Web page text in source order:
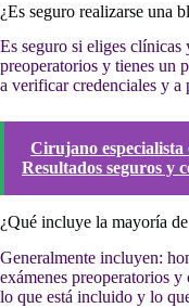
¿Es seguro realizarse una
Es seguro si eliges
preoperatorios y tienes un
a verificar credenciales y a
Cirujano
Resultados seguros y
¿Qué incluye la mayoría
Generalmente incluyen:
exámenes preoperatorios
lo que está incluido y lo